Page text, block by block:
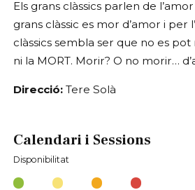
Els grans clàssics parlen de
grans clàssic es mor d’amor i per
clàssics sembla ser que no es pot
ni la MORT. Morir? O no morir…
Direcció: Tere Solà
Calendari i Sessions
Disponibilitat